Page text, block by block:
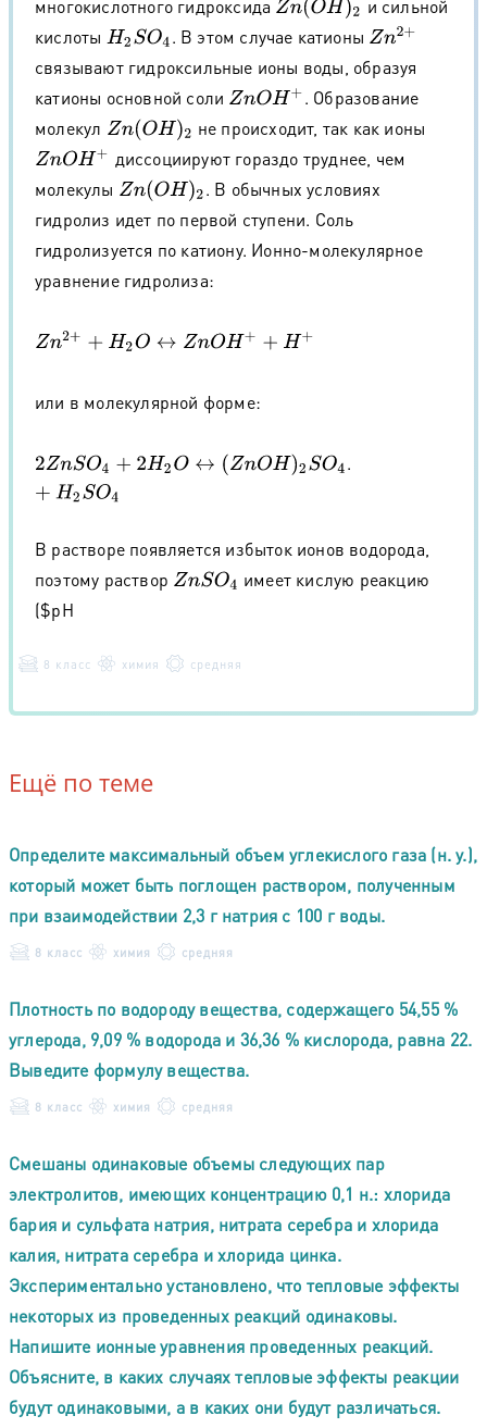
многокислотного гидроксида Zn(OH)2
и сильной
кислоты H2SO4 . В этом случае катионы Zn2+
связывают гидроксильные ионы воды, образуя
катионы основной соли ZnOH+
. Образование
молекул Zn(OH)2
не происходит, так как ионы
ZnOH+
диссоциируют гораздо труднее, чем
молекулы Zn(OH)2
. В обычных условиях
гидролиз идет по первой ступени. Соль
гидролизуется по катиону. Ионно-молекулярное
уравнение гидролиза:
Zn2++ H2O↔ZnOH+ +H+
или в молекулярной форме:
2ZnSO4+2 H2 O↔(ZnO H)2 SO4+H2SO4 .
В растворе появляется избыток ионов водорода,
поэтому раствор ZnSO4
имеет кислую реакцию
($pH
8 класс химия средняя
Ещё по теме
Определите максимальный объем углекислого газа (н. у.),
который может быть поглощен раствором, полученным
при взаимодействии 2,3 г натрия с 100 г воды.
8 класс химия средняя
Плотность по водороду вещества, содержащего 54,55 %
углерода, 9,09 % водорода и 36,36 % кислорода, равна 22.
Выведите формулу вещества.
8 класс химия средняя
Смешаны одинаковые объемы следующих пар
электролитов, имеющих концентрацию 0,1 н.: хлорида
бария и сульфата натрия, нитрата серебра и хлорида
калия, нитрата серебра и хлорида цинка.
Экспериментально установлено, что тепловые эффекты
некоторых из проведенных реакций одинаковы.
Напишите ионные уравнения проведенных реакций.
Объясните, в каких случаях тепловые эффекты реакции
будут одинаковыми, а в каких они будут различаться.